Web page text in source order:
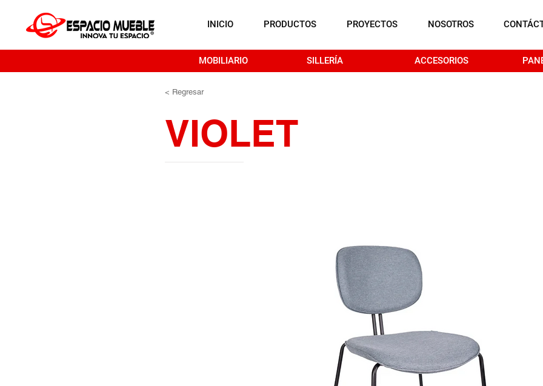
INICIO PRODUCTOS PROYECTOS NOSOTROS
MOBILIARIO SILLERÍA ACCESORIOS
< Regresar
VIOLET